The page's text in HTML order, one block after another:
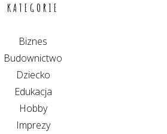
KATEGORIE
Biznes
Budownictwo
Dziecko
Edukacja
Hobby
Imprezy